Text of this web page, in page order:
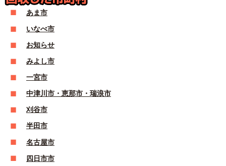
あま市
いなべ市
お知らせ
みよし市
一宮市
中津川市・恵那市・瑞浪市
刈谷市
半田市
名古屋市
四日市市